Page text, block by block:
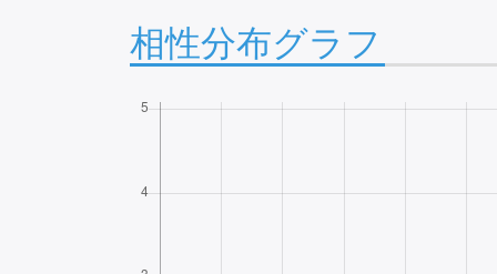
相性分布グラフ